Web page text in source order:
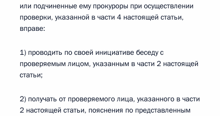
или подчиненные ему прокуроры при осуществлении
проверки, указанной в части 4 настоящей статьи,
вправе:
1) проводить по своей инициативе беседу с
проверяемым лицом, указанным в части 2 настоящей
статьи;
2) получать от проверяемого лица, указанного в части
2 настоящей статьи, пояснения по представленным